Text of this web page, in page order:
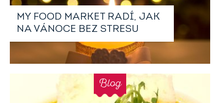
MY FOOD MARKET RADÍ, JAK
NA VÁNOCE BEZ STRESU
Blog